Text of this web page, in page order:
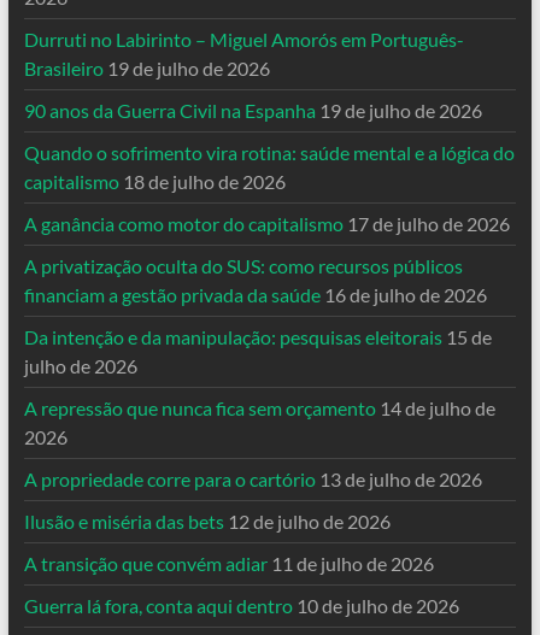
Durruti no Labirinto – Miguel Amorós em Português-
Brasileiro 19 de julho de 2026
90 anos da Guerra Civil na Espanha 19 de julho de 2026
Quando o sofrimento vira rotina: saúde mental e a lógica do
capitalismo 18 de julho de 2026
A ganância como motor do capitalismo 17 de julho de 2026
A privatização oculta do SUS: como recursos públicos
financiam a gestão privada da saúde 16 de julho de 2026
Da intenção e da manipulação: pesquisas eleitorais 15 de
julho de 2026
A repressão que nunca fica sem orçamento 14 de julho de
2026
A propriedade corre para o cartório 13 de julho de 2026
Ilusão e miséria das bets 12 de julho de 2026
A transição que convém adiar 11 de julho de 2026
Guerra lá fora, conta aqui dentro 10 de julho de 2026